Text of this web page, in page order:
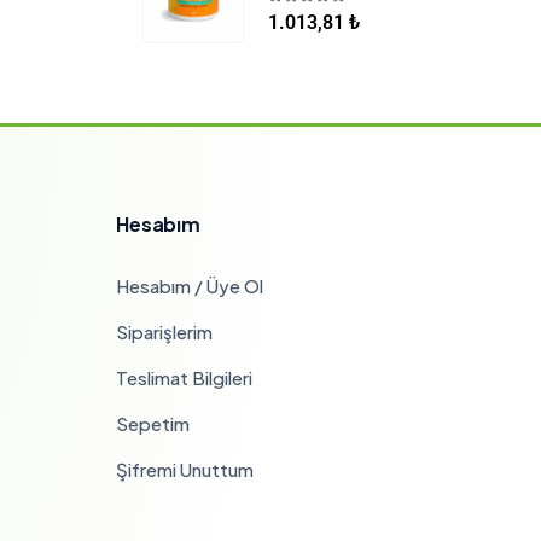
5.00 5 üzerinden
1.013,81 ₺
Hesabım
Hesabım / Üye Ol
Siparişlerim
Teslimat Bilgileri
Sepetim
Şifremi Unuttum